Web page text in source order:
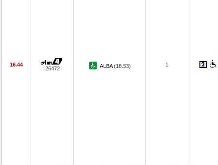
16.44
26472 ALBA(18.53) 1